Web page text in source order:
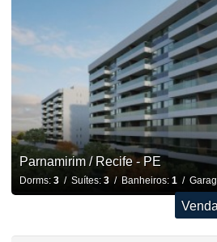
Parnamirim / Recife - PE
Dorms: 3/ Suítes: 3/ Banheiros: 1/